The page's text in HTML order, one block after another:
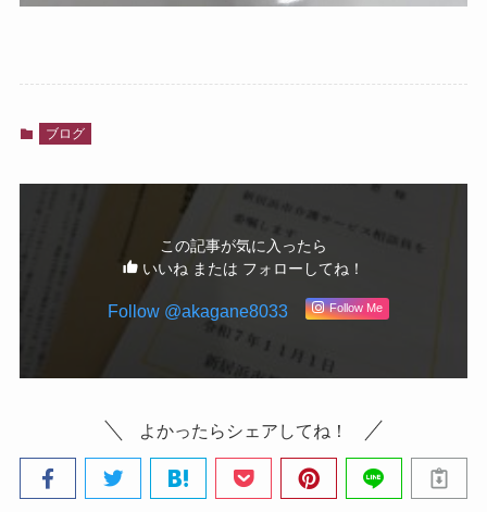
ブログ
この記事が気に入ったら
いいね または フォローしてね！
Follow @akagane8033 Follow Me
よかったらシェアしてね！